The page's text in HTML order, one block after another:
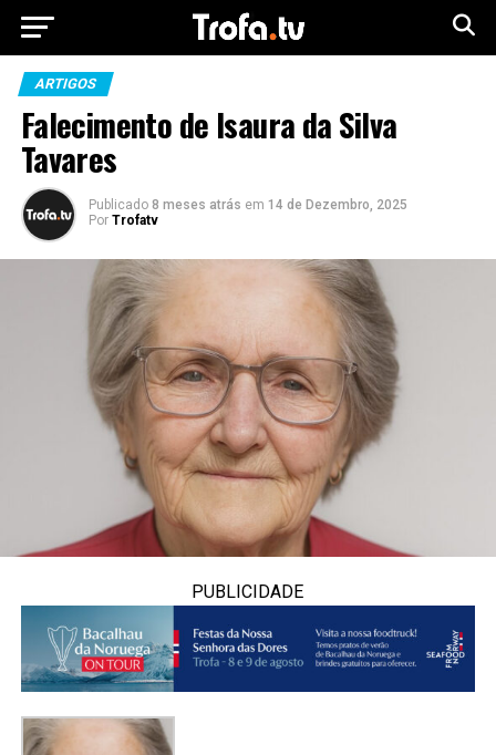
ARTIGOS
Falecimento de Isaura da Silva
Tavares
Publicado 8 meses atrás em 14 de Dezembro, 2025
Por Trofatv
PUBLICIDADE